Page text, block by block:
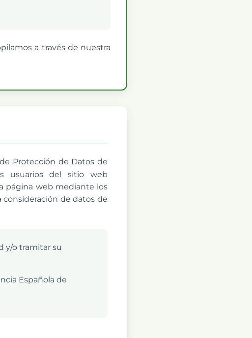
a través de nuestra
Protección de Datos de
usuarios del sitio web
página web mediante los
de datos de
y/o tramitar su
Española de